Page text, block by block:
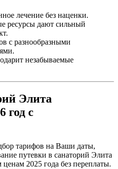
лечение без наценки.
ресурсы дают сильный
с разнообразными
незабываемые
Элита
год с
тарифов на Ваши даты,
путевки в санаторий Элита
2025 года без переплаты.